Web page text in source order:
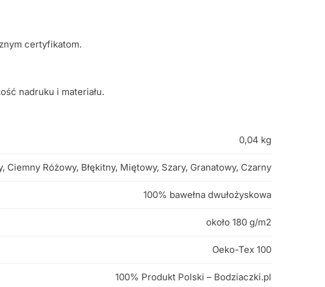
certyfikatom.
nadruku i materiału.
0,04 kg
Ciemny Różowy, Błękitny, Miętowy, Szary, Granatowy, Czarny
100% bawełna dwułożyskowa
około 180 g/m2
Oeko-Tex 100
100% Produkt Polski – Bodziaczki.pl